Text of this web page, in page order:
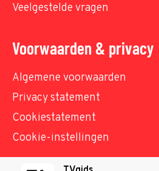
Veelgestelde vragen
Voorwaarden & privacy
Algemene voorwaarden
Privacy statement
Cookiestatement
Cookie-instellingen